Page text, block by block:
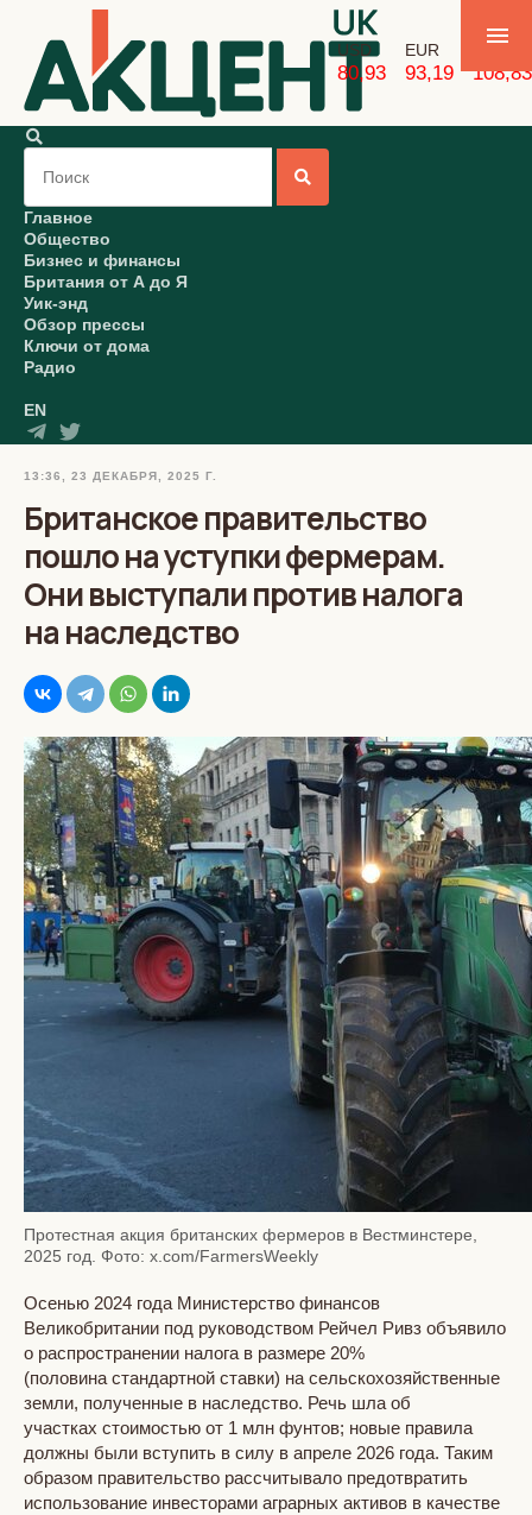
USD
80,93
EUR
93,19 108,83
Главное
Общество
Бизнес и финансы
Британия от А до Я
Уик-энд
Обзор прессы
Ключи от дома
Радио
EN
13:36, 23 ДЕКАБРЯ, 2025 Г.
Британское правительство
пошло на уступки фермерам.
Они выступали против налога
на наследство
Протестная акция британских фермеров в Вестминстере,
2025 год. Фото: x.com/FarmersWeekly
Осенью 2024 года Министерство финансов
Великобритании под руководством Рейчел Ривз объявило
о распространении налога в размере 20%
(половина стандартной ставки) на сельскохозяйственные
земли, полученные в наследство. Речь шла об
участках стоимостью от 1 млн фунтов; новые правила
должны были вступить в силу в апреле 2026 года. Таким
образом правительство рассчитывало предотвратить
использование инвесторами аграрных активов в качестве